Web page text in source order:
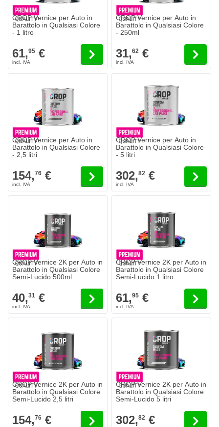
CROP Vernice per Auto in
Barattolo in Qualsiasi Colore
- 1 litro
61,95 €
CROP Vernice per Auto in
Barattolo in Qualsiasi Colore
- 250ml
31,62 €
CROP Vernice per Auto in
Barattolo in Qualsiasi Colore
- 2,5 litri
154,76 €
CROP Vernice per Auto in
Barattolo in Qualsiasi Colore
- 5 litri
302,82 €
CROP Vernice 2K per Auto in
Barattolo in Qualsiasi Colore
Semi-Lucido 500ml
40,31 €
CROP Vernice 2K per Auto in
Barattolo in Qualsiasi Colore
Semi-Lucido 1 litro
61,95 €
CROP Vernice 2K per Auto in
Barattolo in Qualsiasi Colore
Semi-Lucido 2,5 litri
154,76 €
CROP Vernice 2K per Auto in
Barattolo in Qualsiasi Colore
Semi-Lucido 5 litri
302,82 €